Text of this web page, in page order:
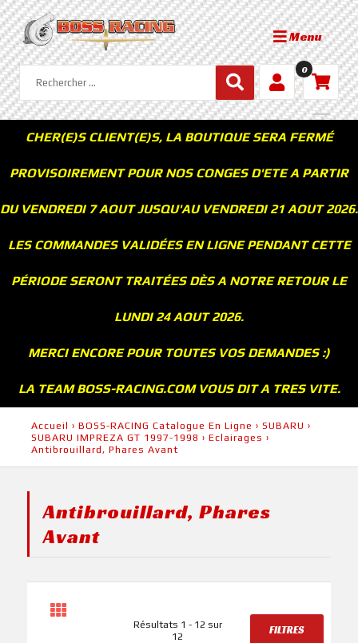
Menu
0
CHER(E)S CLIENT(E)S, LA BOUTIQUE SERA FERMÉ
PROVISOIREMENT POUR NOS CONGES D'ETE A PARTIR
DU VENDREDI 7 AOUT JUSQU'AU VENDREDI 21 AOUT 2026.
LES COMMANDES VALIDÉES EN LIGNE PENDANT CETTE
PÉRIODE SERONT TRAITÉES DÈS A NOTRE RETOUR LE
LUNDI 24 AOUT 2026.
MERCI ENCORE POUR TOUTES VOS DEMANDES :)
LA TEAM BOSS-RACING.COM VOUS DIT A TRES VITE.
Accueil › BOSS-RACING Catalogue En Ligne › SUBARU ›
SUBARU IMPREZA GT 1997-1998 › Eclairages ›
Antibrouillard, Phares Avant
Antibrouillard, Phares
Avant
Résultats 1 - 12 sur
12
FILTRES